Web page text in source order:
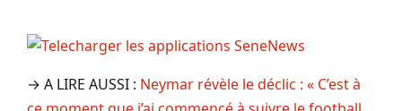
→ A LIRE AUSSI : Neymar révèle le déclic : « C’est à